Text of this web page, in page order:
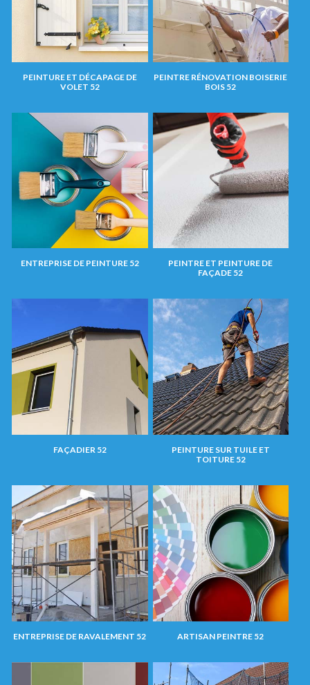
PEINTURE ET DÉCAPAGE DE
VOLET 52
PEINTRE RÉNOVATION BOISERIE
BOIS 52
ENTREPRISE DE PEINTURE 52
PEINTRE ET PEINTURE DE
FAÇADE 52
FAÇADIER 52
PEINTURE SUR TUILE ET
TOITURE 52
ENTREPRISE DE RAVALEMENT 52 ARTISAN PEINTRE 52